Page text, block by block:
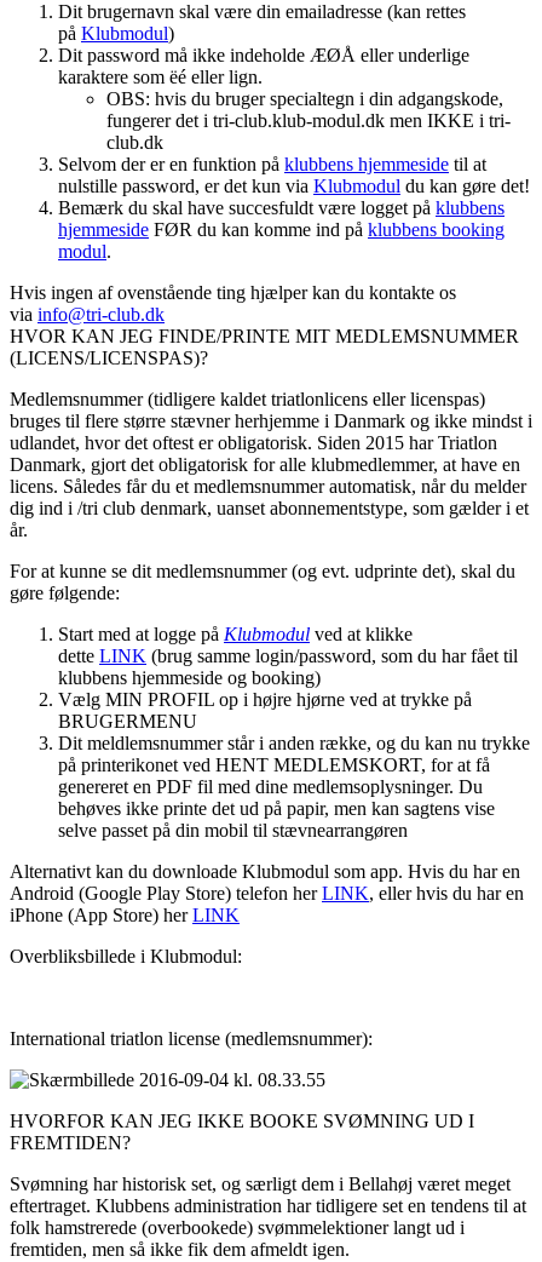
Dit brugernavn skal være din emailadresse (kan rettes
på Klubmodul)
Dit password må ikke indeholde ÆØÅ eller underlige
karaktere som ëé eller lign.
OBS: hvis du bruger specialtegn i din adgangskode,
fungerer det i tri-club.klub-modul.dk men IKKE i tri-
club.dk
Selvom der er en funktion på klubbens hjemmeside til at
nulstille password, er det kun via Klubmodul du kan gøre det!
Bemærk du skal have succesfuldt være logget på klubbens
hjemmeside FØR du kan komme ind på klubbens booking
modul.
Hvis ingen af ovenstående ting hjælper kan du kontakte os
via info@tri-club.dk
HVOR KAN JEG FINDE/PRINTE MIT MEDLEMSNUMMER
(LICENS/LICENSPAS)?
Medlemsnummer (tidligere kaldet triatlonlicens eller licenspas)
bruges til flere større stævner herhjemme i Danmark og ikke mindst i
udlandet, hvor det oftest er obligatorisk. Siden 2015 har Triatlon
Danmark, gjort det obligatorisk for alle klubmedlemmer, at have en
licens. Således får du et medlemsnummer automatisk, når du melder
dig ind i /tri club denmark, uanset abonnementstype, som gælder i et
år.
For at kunne se dit medlemsnummer (og evt. udprinte det), skal du
gøre følgende:
Start med at logge på Klubmodul ved at klikke
dette LINK (brug samme login/password, som du har fået til
klubbens hjemmeside og booking)
Vælg MIN PROFIL op i højre hjørne ved at trykke på
BRUGERMENU
Dit meldlemsnummer står i anden række, og du kan nu trykke
på printerikonet ved HENT MEDLEMSKORT, for at få
genereret en PDF fil med dine medlemsoplysninger. Du
behøves ikke printe det ud på papir, men kan sagtens vise
selve passet på din mobil til stævnearrangøren
Alternativt kan du downloade Klubmodul som app. Hvis du har en
Android (Google Play Store) telefon herLINK, eller hvis du har en
iPhone (App Store) herLINK
Overbliksbillede i Klubmodul:
International triatlon license (medlemsnummer):
HVORFOR KAN JEG IKKE BOOKE SVØMNING UD I
FREMTIDEN?
Svømning har historisk set, og særligt dem i Bellahøj været meget
eftertraget. Klubbens administration har tidligere set en tendens til at
folk hamstrerede (overbookede) svømmelektioner langt ud i
fremtiden, men så ikke fik dem afmeldt igen.